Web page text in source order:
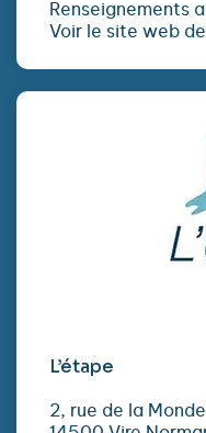
Renseignements
Voir le site web
L’étape
2, rue de la